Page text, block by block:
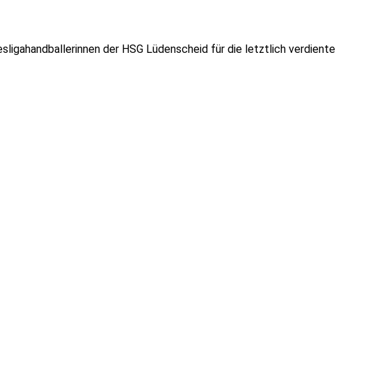
der HSG Lüdenscheid für die letztlich verdiente